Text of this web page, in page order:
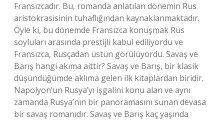
Fransızcadır. Bu, romanda anlatılan dönemin Rus
aristokrasisinin tuhaflığından kaynaklanmaktadır.
Öyle ki, bu dönemde Fransızca konuşmak Rus
soyluları arasında prestijli kabul ediliyordu ve
Fransızca, Rusçadan üstün görülüyordu. Savaş ve
Barış hangi akıma aittir? Savaş ve Barış, bir klasik
düşündüğümde aklıma gelen ilk kitaplardan biridir.
Napolyon’un Rusya’yı işgalini konu alan ve aynı
zamanda Rusya’nın bir panoramasını sunan devasa
bir savaş romanıdır. Savaş ve Barış kaç yaşında